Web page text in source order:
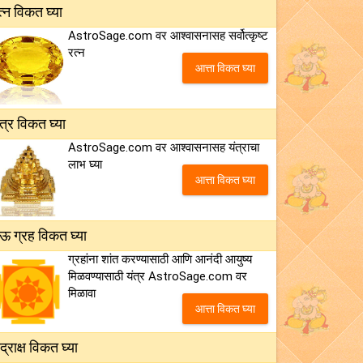
विकत घ्या
AstroSage.com वर आश्वासनासह सर्वोत्कृष्ट
रत्न
आत्ता विकत घ्या
विकत घ्या
AstroSage.com वर आश्वासनासह यंत्राचा
लाभ घ्या
आत्ता विकत घ्या
ग्रह विकत घ्या
ग्रहांना शांत करण्यासाठी आणि आनंदी आयुष्य
मिळवण्यासाठी यंत्र AstroSage.com वर
मिळावा
आत्ता विकत घ्या
विकत घ्या